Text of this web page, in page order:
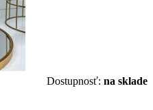
Dostupnosť: na sklade